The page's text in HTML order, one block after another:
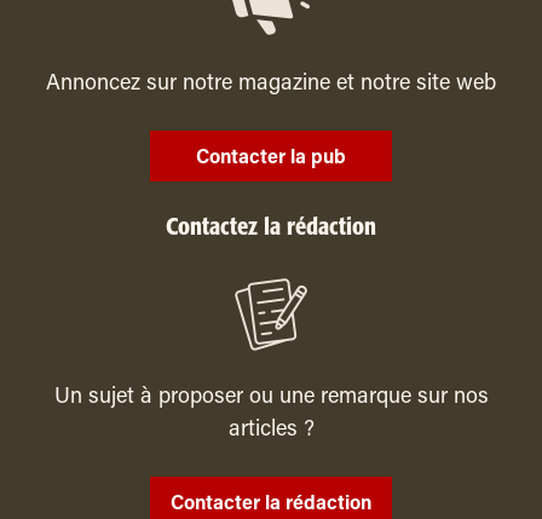
Annoncez sur notre magazine et notre site web
Contacter la pub
Contactez la rédaction
Un sujet à proposer ou une remarque sur nos
articles ?
Contacter la rédaction